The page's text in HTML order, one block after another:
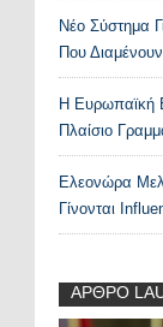
Νέο Σύστημα
Που
Η Ευρωπαϊκή
Πλαίσιο
Ελεονώρα
Γίνονται
ΑΡΘΡΟ